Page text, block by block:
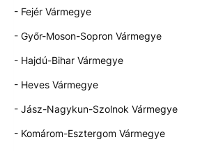
- Fejér Vármegye
- Győr-Moson-Sopron Vármegye
- Hajdú-Bihar Vármegye
- Heves Vármegye
- Jász-Nagykun-Szolnok Vármegye
- Komárom-Esztergom Vármegye